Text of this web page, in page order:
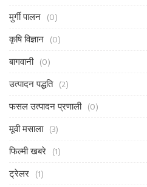
मुर्गी पालन (0)
कृषि विज्ञान (0)
बागवानी (0)
उत्पादन पद्धति (2)
फसल उत्पादन प्रणाली (0)
मूवी मसाला (3)
फिल्मी खबरे (1)
ट्रेलर (1)